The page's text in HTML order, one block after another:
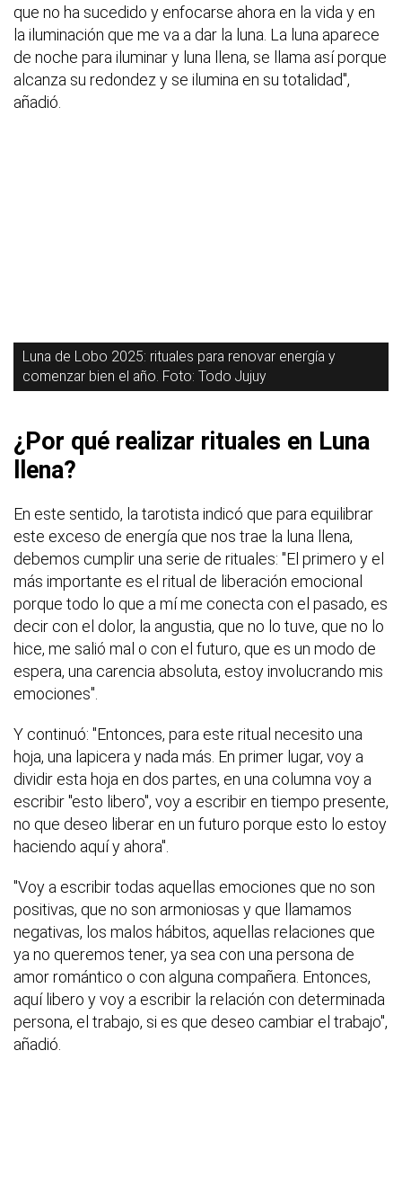
que no ha sucedido y enfocarse ahora en la vida y en
la iluminación que me va a dar la luna. La luna aparece
de noche para iluminar y luna llena, se llama así porque
alcanza su redondez y se ilumina en su totalidad",
añadió.
Luna de Lobo 2025: rituales para renovar energía y
comenzar bien el año. Foto: Todo Jujuy
¿Por qué realizar rituales en Luna
llena?
En este sentido, la tarotista indicó que para equilibrar
este exceso de energía que nos trae la luna llena,
debemos cumplir una serie de rituales: "El primero y el
más importante es el ritual de liberación emocional
porque todo lo que a mí me conecta con el pasado, es
decir con el dolor, la angustia, que no lo tuve, que no lo
hice, me salió mal o con el futuro, que es un modo de
espera, una carencia absoluta, estoy involucrando mis
emociones".
Y continuó: "Entonces, para este ritual necesito una
hoja, una lapicera y nada más. En primer lugar, voy a
dividir esta hoja en dos partes, en una columna voy a
escribir "esto libero", voy a escribir en tiempo presente,
no que deseo liberar en un futuro porque esto lo estoy
haciendo aquí y ahora".
"Voy a escribir todas aquellas emociones que no son
positivas, que no son armoniosas y que llamamos
negativas, los malos hábitos, aquellas relaciones que
ya no queremos tener, ya sea con una persona de
amor romántico o con alguna compañera. Entonces,
aquí libero y voy a escribir la relación con determinada
persona, el trabajo, si es que deseo cambiar el trabajo",
añadió.